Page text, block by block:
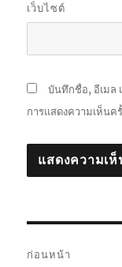
เว็บไซต์
บันทึกชื่อ, อีเมล
การแสดงความเห็นค
ก่อนหน้า